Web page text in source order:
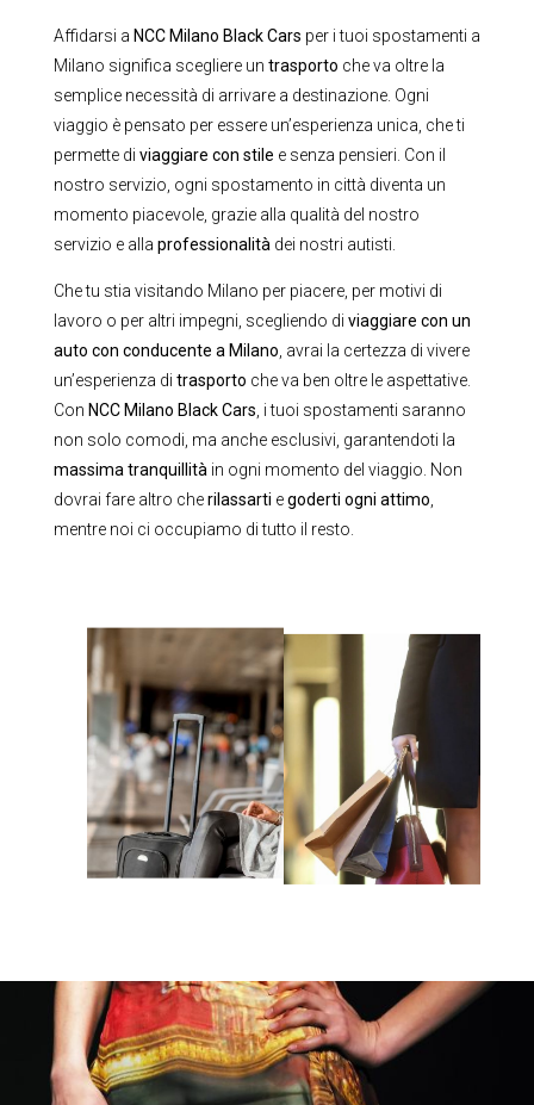
Affidarsi a NCC Milano Black Cars per i tuoi spostamenti a
Milano significa scegliere un trasporto che va oltre la
semplice necessità di arrivare a destinazione. Ogni
viaggio è pensato per essere un’esperienza unica, che ti
permette di viaggiare con stile e senza pensieri. Con il
nostro servizio, ogni spostamento in città diventa un
momento piacevole, grazie alla qualità del nostro
servizio e alla professionalità dei nostri autisti.
Che tu stia visitando Milano per piacere, per motivi di
lavoro o per altri impegni, scegliendo di viaggiare con un
auto con conducente a Milano , avrai la certezza di vivere
un’esperienza di trasporto che va ben oltre le aspettative.
Con NCC Milano Black Cars , i tuoi spostamenti saranno
non solo comodi, ma anche esclusivi, garantendoti la
massima tranquillità in ogni momento del viaggio. Non
dovrai fare altro cherilassarti egoderti ogni attimo
mentre noi ci occupiamo di tutto il resto.